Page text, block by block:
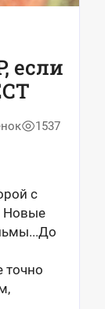
если
1537
с
Новые
точно